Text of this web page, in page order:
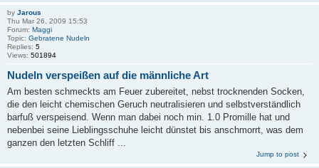
by Jarous
Thu Mar 26, 2009 15:53
Forum: Maggi
Topic: Gebratene Nudeln
Replies: 5
Views: 501894
Nudeln verspeißen auf die männliche Art
Am besten schmeckts am Feuer zubereitet, nebst trocknenden Socken,
die den leicht chemischen Geruch neutralisieren und selbstverständlich
barfuß verspeisend. Wenn man dabei noch min. 1.0 Promille hat und
nebenbei seine Lieblingsschuhe leicht dünstet bis anschmorrt, was dem
ganzen den letzten Schliff ...
Jump to post